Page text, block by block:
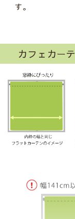
す。
カフェカー